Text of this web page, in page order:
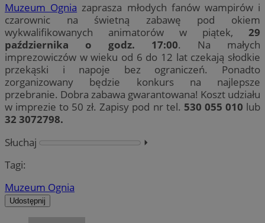
Muzeum Ognia zaprasza młodych fanów wampirów i
czarownic na świetną zabawę pod okiem
wykwalifikowanych animatorów w piątek, 29
października o godz. 17:00. Na małych
imprezowiczów w wieku od 6 do 12 lat czekają słodkie
przekąski i napoje bez ograniczeń. Ponadto
zorganizowany będzie konkurs na najlepsze
przebranie. Dobra zabawa gwarantowana! Koszt udziału
w imprezie to 50 zł. Zapisy pod nr tel. 530 055 010 lub
32 3072798.
Słuchaj
⏵︎
Tagi:
Muzeum Ognia
Udostępnij